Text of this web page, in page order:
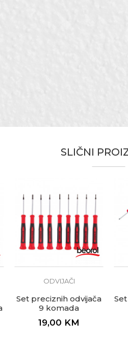
SLIČNI
ODVIJAČI
Set preciznih odvijača
9 komada
19,00 KM